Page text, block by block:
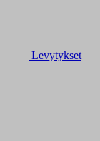
Levytykset